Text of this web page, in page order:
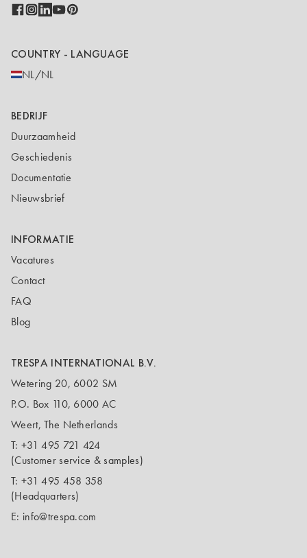
COUNTRY - LANGUAGE
NL/NL
BEDRIJF
Duurzaamheid
Geschiedenis
Documentatie
Nieuwsbrief
INFORMATIE
Vacatures
Contact
FAQ
Blog
TRESPA INTERNATIONAL B.V.
Wetering 20, 6002 SM
P.O. Box 110, 6000 AC
Weert, The Netherlands
T: +31 495 721 424
(Customer service & samples)
T: +31 495 458 358
(Headquarters)
E: info@trespa.com